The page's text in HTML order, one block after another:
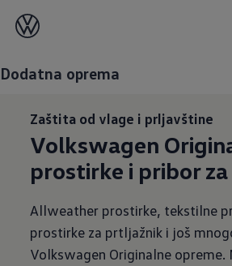
Dodatna oprema
Dodatna
Zaštita od vlage i prljavštine
Volkswagen
prostirke i pribor
Allweather prostirke, tekstilne
prostirke za prtljažnik i još
Volkswagen Originalne opreme.